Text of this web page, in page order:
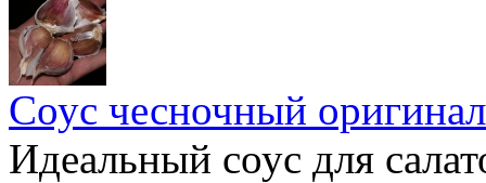
Соус чесночный
Идеальный соус для